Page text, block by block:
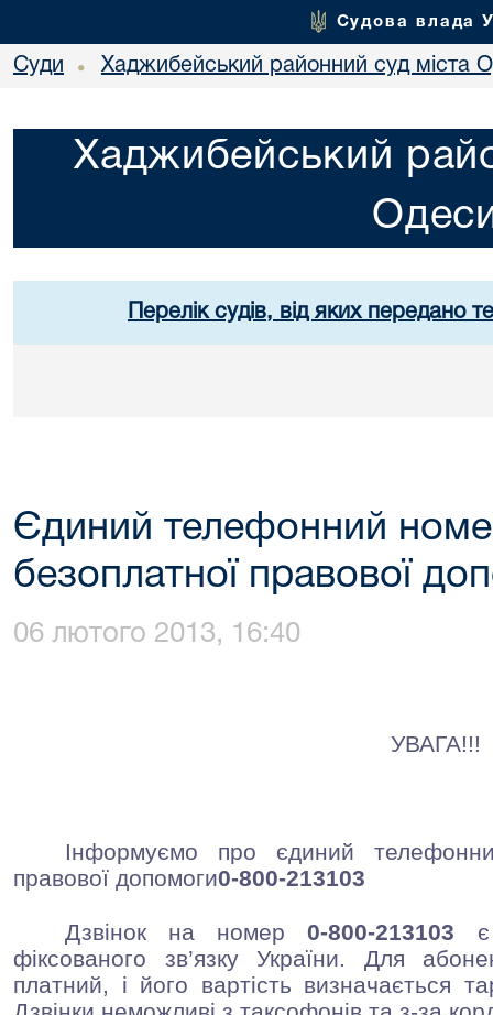
Судова влада
Суди • Хаджибейський районний суд міста
Хаджибейський
Перелік судів, від яких передано
Єдиний телефонний
безоплатної правової
06 лютого 2013, 16:40
УВАГА!!!
Інформуємо про єдиний
правової допомоги0-800-213103
Дзвінок на номер 0-800-213103
фіксованого зв’язку України. Для
платний, і його вартість визначається